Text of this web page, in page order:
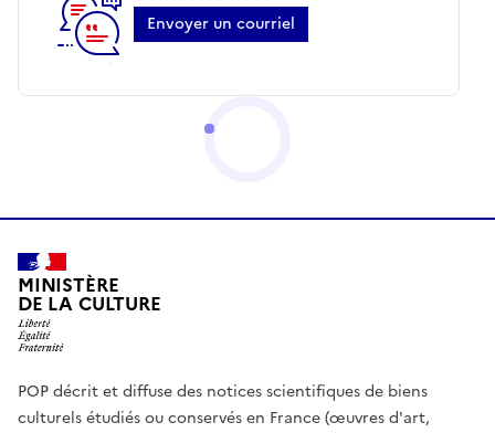
Envoyer un courriel
MINISTÈRE
DE LA CULTURE
POP décrit et diffuse des notices scientifiques de biens
culturels étudiés ou conservés en France (œuvres d'art,